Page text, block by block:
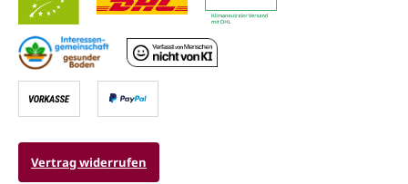
Vertrag widerrufen